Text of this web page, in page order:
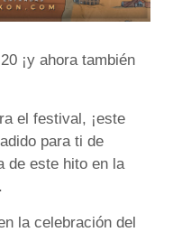
¡y ahora también
el festival, ¡este
para ti de
de este hito en la
la celebración del